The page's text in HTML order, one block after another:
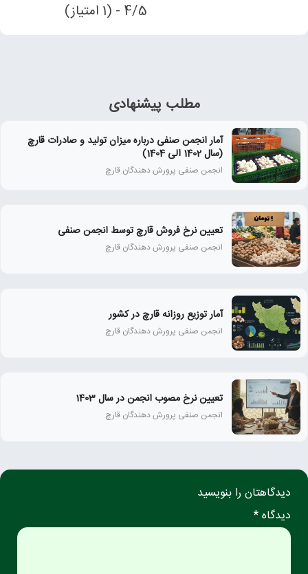
4/5 - (1 امتیاز)
مطلب پیشنهادی
آمار انجمن صنفی درباره میزان تولید و صادرات قارچ
(سال 1402 الی 1404)
انجمن صنفی پرورش دهندگان قارچ
تعیین نرخ فروش قارچ توسط انجمن صنفی
انجمن صنفی پرورش دهندگان قارچ
آمار توزیع روزانه قارچ در کشور
انجمن صنفی پرورش دهندگان قارچ
تعیین نرخ مصوب انجمن در سال 1403
انجمن صنفی پرورش دهندگان قارچ
دیدگاهتان را بنویسید
دیدگاه *